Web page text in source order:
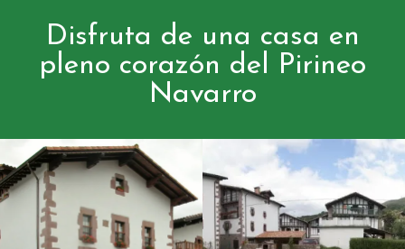
Disfruta de una casa en
pleno corazón del Pirineo
Navarro